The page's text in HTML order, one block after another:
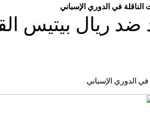
في الدوري الإسباني
ضد ريال بيتيس